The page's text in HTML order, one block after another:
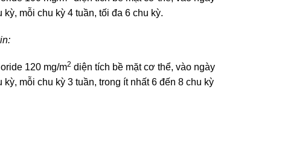
kỳ, mỗi chu kỳ 4 tuần, tối đa 6 chu kỳ.
120 mg/m2 diện tích bề mặt cơ thể, vào ngày
kỳ, mỗi chu kỳ 3 tuần, trong ít nhất 6 đến 8 chu kỳ